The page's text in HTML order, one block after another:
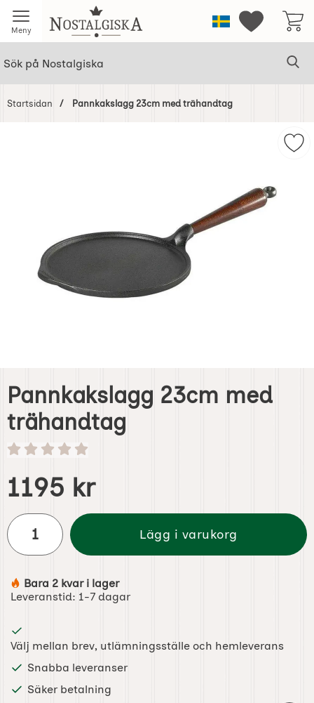
Meny Startsidan för NostalgiskaSverigeMina
Startsidan Pannkakslagg 23cm med trähandtag
Pannkakslagg 23cm med
trähandtag
Handla denna produkt Pannkakslagg 23cm med
pris
1195 kr
antal
Lägg i varukorg
Tillgänglighet:
Bara 2 kvar i lager
Leveranstid: 1-7 dagar
Välj mellan brev, utlämningsställe och hemleverans
Snabba leveranser
Säker betalning